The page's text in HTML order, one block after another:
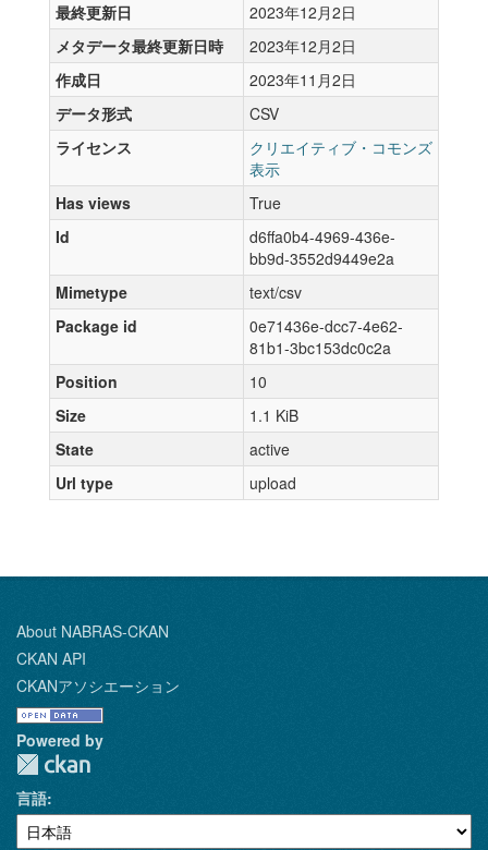
最終更新日
2023年12月2日
メタデータ最終更新日時
2023年12月2日
作成日
2023年11月2日
データ形式
CSV
ライセンス
クリエイティブ・コモンズ
表示
Has views
True
Id
d6ffa0b4-4969-436e-
bb9d-3552d9449e2a
Mimetype
text/csv
Package id
0e71436e-dcc7-4e62-
81b1-3bc153dc0c2a
Position
10
Size
1.1 KiB
State
active
Url type
upload
About NABRAS-CKAN
CKAN API
CKANアソシエーション
Powered by
言語